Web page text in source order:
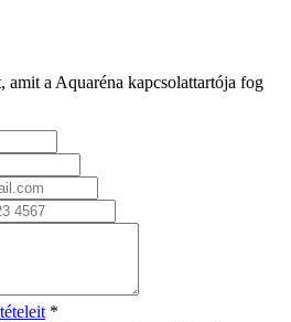
amit a Aquaréna kapcsolattartója fog
*